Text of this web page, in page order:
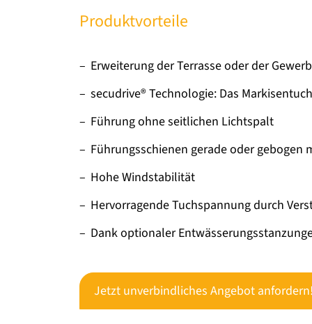
Produktvorteile
Erweiterung der Terrasse oder der
secudrive® Technologie: Das
Führung ohne seitlichen Lichtspalt
Führungsschienen gerade oder gebogen
Hohe Windstabilität
Hervorragende Tuchspannung durch
Dank optionaler
Jetzt unverbindliches Angebot anfordern!